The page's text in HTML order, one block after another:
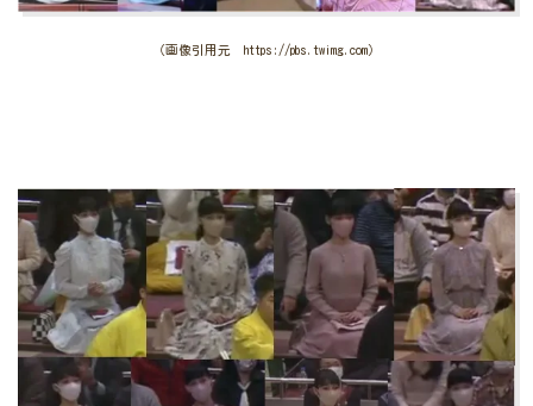
（画像引用元 https://pbs.twimg.com）